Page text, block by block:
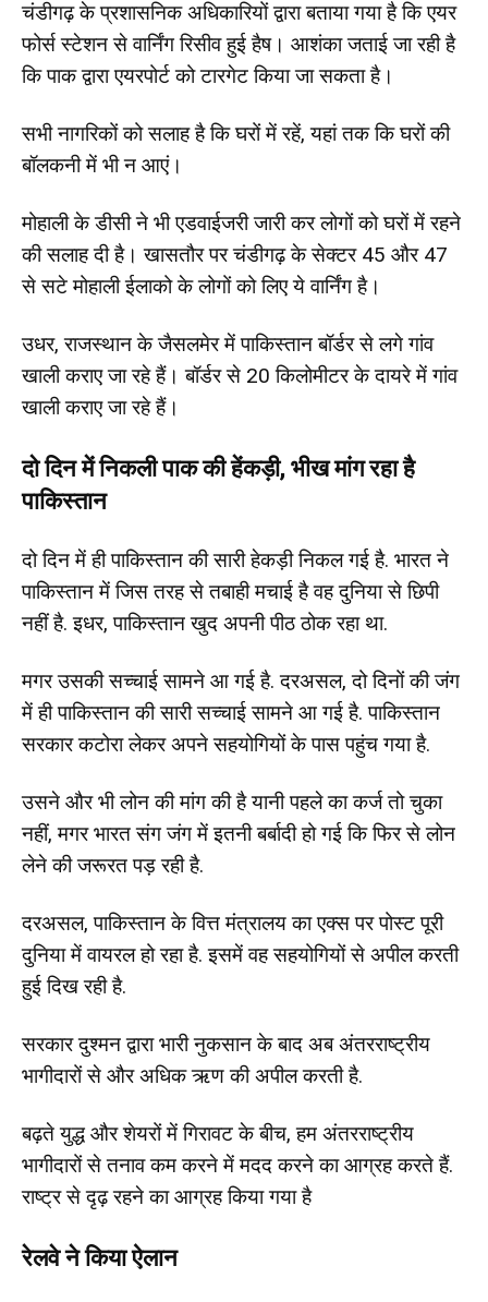
चंडीगढ़ के प्रशासनिक अधिकारियों द्वारा बताया गया है कि एयर
फोर्स स्टेशन से वार्निंग रिसीव हुई हैष। आशंका जताई जा रही है
कि पाक द्वारा एयरपोर्ट को टारगेट किया जा सकता है।
सभी नागरिकों को सलाह है कि घरों में रहें, यहां तक कि घरों की
बॉलकनी में भी न आएं।
मोहाली के डीसी ने भी एडवाईजरी जारी कर लोगों को घरों में रहने
की सलाह दी है। खासतौर पर चंडीगढ़ के सेक्टर 45 और 47
से सटे मोहाली ईलाको के लोगों को लिए ये वार्निंग है।
उधर, राजस्थान के जैसलमेर में पाकिस्तान बॉर्डर से लगे गांव
खाली कराए जा रहे हैं। बॉर्डर से 20 किलोमीटर के दायरे में गांव
खाली कराए जा रहे हैं।
दो दिन में निकली पाक की हेंकड़ी, भीख मांग रहा है
पाकिस्तान
दो दिन में ही पाकिस्तान की सारी हेकड़ी निकल गई है. भारत ने
पाकिस्तान में जिस तरह से तबाही मचाई है वह दुनिया से छिपी
नहीं है. इधर, पाकिस्तान खुद अपनी पीठ ठोक रहा था.
मगर उसकी सच्चाई सामने आ गई है. दरअसल, दो दिनों की जंग
में ही पाकिस्तान की सारी सच्चाई सामने आ गई है. पाकिस्तान
सरकार कटोरा लेकर अपने सहयोगियों के पास पहुंच गया है.
उसने और भी लोन की मांग की है यानी पहले का कर्ज तो चुका
नहीं, मगर भारत संग जंग में इतनी बर्बादी हो गई कि फिर से लोन
लेने की जरूरत पड़ रही है.
दरअसल, पाकिस्तान के वित्त मंत्रालय का एक्स पर पोस्ट पूरी
दुनिया में वायरल हो रहा है. इसमें वह सहयोगियों से अपील करती
हुई दिख रही है.
सरकार दुश्मन द्वारा भारी नुकसान के बाद अब अंतरराष्ट्रीय
भागीदारों से और अधिक ऋण की अपील करती है.
बढ़ते युद्ध और शेयरों में गिरावट के बीच, हम अंतरराष्ट्रीय
भागीदारों से तनाव कम करने में मदद करने का आग्रह करते हैं.
राष्ट्र से दृढ़ रहने का आग्रह किया गया है
रेलवे ने किया ऐलान